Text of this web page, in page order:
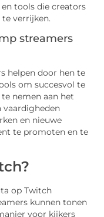
tools die creators
verrijken.
streamers
helpen door hen te
om succesvol te
nemen aan het
vaardigheden
en nieuwe
te promoten en te
op Twitch
kunnen tonen
voor kijkers